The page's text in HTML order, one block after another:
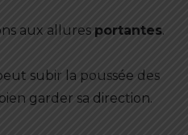
aux allures portantes.
subir la poussée des
garder sa direction.